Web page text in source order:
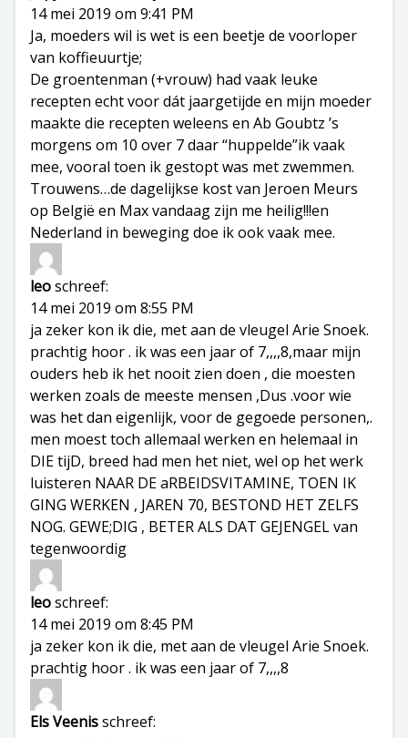
14 mei 2019 om 9:41 PM
Ja, moeders wil is wet is een beetje de voorloper
van koffieuurtje;
De groentenman (+vrouw) had vaak leuke
recepten echt voor dát jaargetijde en mijn moeder
maakte die recepten weleens en Ab Goubtz ’s
morgens om 10 over 7 daar “huppelde”ik vaak
mee, vooral toen ik gestopt was met zwemmen.
Trouwens…de dagelijkse kost van Jeroen Meurs
op België en Max vandaag zijn me heilig!!!en
Nederland in beweging doe ik ook vaak mee.
leoschreef:
14 mei 2019 om 8:55 PM
ja zeker kon ik die, met aan de vleugel Arie Snoek.
prachtig hoor . ik was een jaar of 7,,,,8,maar mijn
ouders heb ik het nooit zien doen , die moesten
werken zoals de meeste mensen ,Dus .voor wie
was het dan eigenlijk, voor de gegoede personen,.
men moest toch allemaal werken en helemaal in
DIE tijD, breed had men het niet, wel op het werk
luisteren NAAR DE aRBEIDSVITAMINE, TOEN IK
GING WERKEN , JAREN 70, BESTOND HET ZELFS
NOG. GEWE;DIG , BETER ALS DAT GEJENGEL van
tegenwoordig
leoschreef:
14 mei 2019 om 8:45 PM
ja zeker kon ik die, met aan de vleugel Arie Snoek.
prachtig hoor . ik was een jaar of 7,,,,8
Els Veenisschreef: